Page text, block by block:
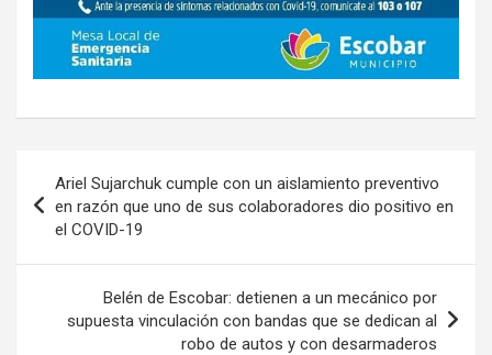
de
entradas
Ariel Sujarchuk cumple con un aislamiento preventivo
en razón que uno de sus colaboradores dio positivo en
el COVID-19
Belén de Escobar: detienen a un mecánico por
supuesta vinculación con bandas que se dedican al
robo de autos y con desarmaderos